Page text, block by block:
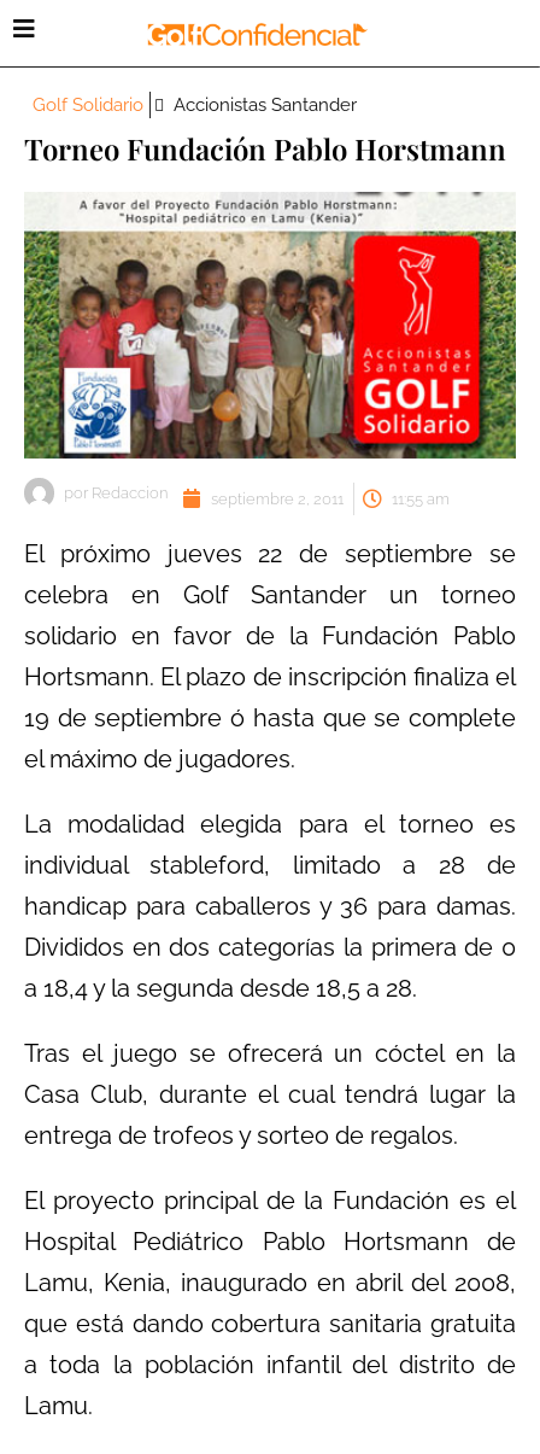
Golf Solidario Accionistas Santander
Torneo Fundación Pablo Horstmann
por Redaccion septiembre 2, 2011 11:55 am
El próximo jueves 22 de septiembre se
celebra en Golf Santander un torneo
solidario en favor de la Fundación Pablo
Hortsmann. El plazo de inscripción finaliza el
19 de septiembre ó hasta que se complete
el máximo de jugadores.
La modalidad elegida para el torneo es
individual stableford, limitado a 28 de
handicap para caballeros y 36 para damas.
Divididos en dos categorías la primera de 0
a 18,4 y la segunda desde 18,5 a 28.
Tras el juego se ofrecerá un cóctel en la
Casa Club, durante el cual tendrá lugar la
entrega de trofeos y sorteo de regalos.
El proyecto principal de la Fundación es el
Hospital Pediátrico Pablo Hortsmann de
Lamu, Kenia, inaugurado en abril del 2008,
que está dando cobertura sanitaria gratuita
a toda la población infantil del distrito de
Lamu.